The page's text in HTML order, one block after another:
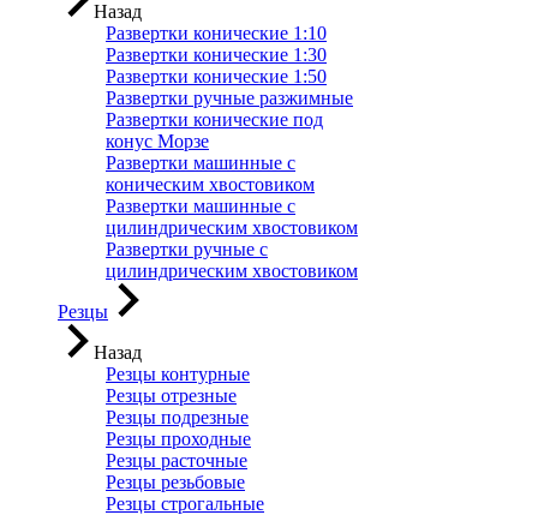
Назад
Развертки конические 1:10
Развертки конические 1:30
Развертки конические 1:50
Развертки ручные разжимные
Развертки конические под
конус Морзе
Развертки машинные с
коническим хвостовиком
Развертки машинные с
цилиндрическим хвостовиком
Развертки ручные с
цилиндрическим хвостовиком
Резцы
Назад
Резцы контурные
Резцы отрезные
Резцы подрезные
Резцы проходные
Резцы расточные
Резцы резьбовые
Резцы строгальные